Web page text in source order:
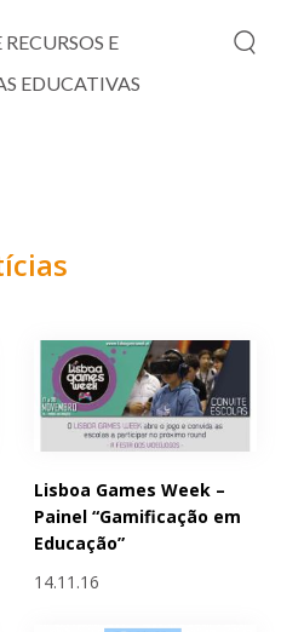
E
EDUCATIVAS
Lisboa Games Week –
Painel “Gamificação em
Educação”
14.11.16